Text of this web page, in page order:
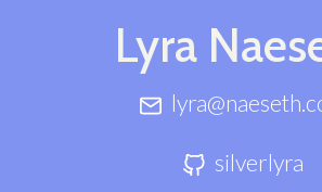
Lyra
silverlyra